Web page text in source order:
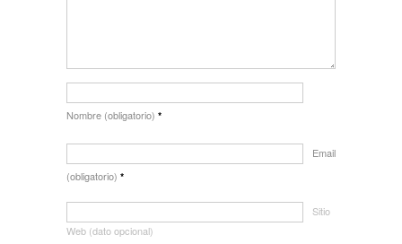
Nombre (obligatorio) *
Email
(obligatorio) *
Sitio
Web (dato opcional)